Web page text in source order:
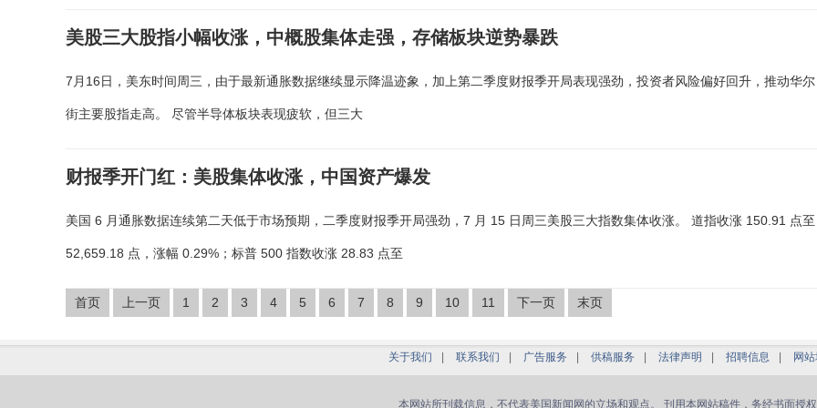
美股三大股指小幅收涨，中概股集体走强，存储板块逆势暴跌
7月16日，美东时间周三，由于最新通胀数据继续显示降温迹象，加上第二季度财报季开局表现强劲，投资者风险偏好回升，推动华尔
街主要股指走高。 尽管半导体板块表现疲软，但三大
财报季开门红：美股集体收涨，中国资产爆发
美国 6 月通胀数据连续第二天低于市场预期，二季度财报季开局强劲，7 月 15 日周三美股三大指数集体收涨。 道指收涨 150.91 点至
52,659.18 点，涨幅 0.29%；标普 500 指数收涨 28.83 点至
首页 上一页 1 2 3 4 5 6 7 8 9 10 11 下一页 末页
关于我们 联系我们 广告服务 供稿服务 法律声明 招聘信息 网
本网站所刊载信息，不代表美国新闻网的立场和观点。 刊用本网站稿件，务经书面授